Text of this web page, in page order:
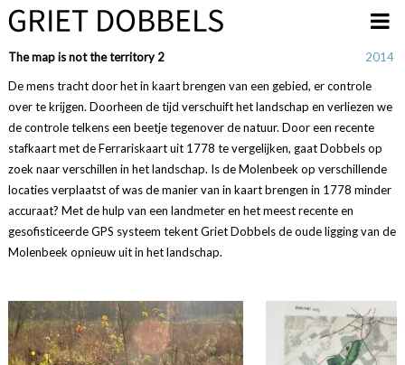
Overslaan en naar de inhoud gaan
The map is not the territory 2
2014
De mens tracht door het in kaart brengen van een gebied, er controle
over te krijgen. Doorheen de tijd verschuift het landschap en verliezen we
de controle telkens een beetje tegenover de natuur. Door een recente
stafkaart met de Ferrariskaart uit 1778 te vergelijken, gaat Dobbels op
zoek naar verschillen in het landschap. Is de Molenbeek op verschillende
locaties verplaatst of was de manier van in kaart brengen in 1778 minder
accuraat? Met de hulp van een landmeter en het meest recente en
gesofisticeerde GPS systeem tekent Griet Dobbels de oude ligging van de
Molenbeek opnieuw uit in het landschap.